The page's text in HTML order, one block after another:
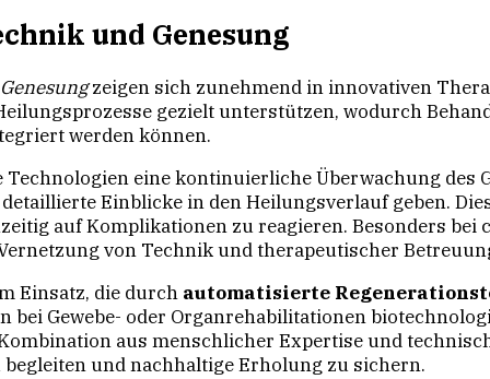
und Genesung
Genesungzeigen sich zunehmend in innovativen
gezielt unterstützen, wodurch
werden können.
eine kontinuierliche Überwachung des
Einblicke in den Heilungsverlauf geben.
auf Komplikationen zu reagieren. Besonders
von Technik und therapeutischer
Einsatz, die durch automatisierte
bei Gewebe- oder Organrehabilitationen
aus menschlicher Expertise und
und nachhaltige Erholung zu sichern.